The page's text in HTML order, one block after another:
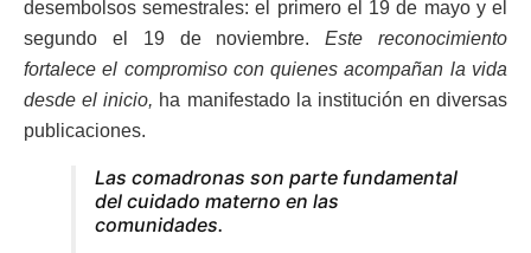
desembolsos semestrales: el primero el 19 de mayo y el
segundo el 19 de noviembre.Este reconocimiento
fortalece el compromiso con quienes acompañan la vida
desde el inicio, ha manifestado la institución en diversas
publicaciones.
Las comadronas son parte fundamental
del cuidado materno en las
comunidades.